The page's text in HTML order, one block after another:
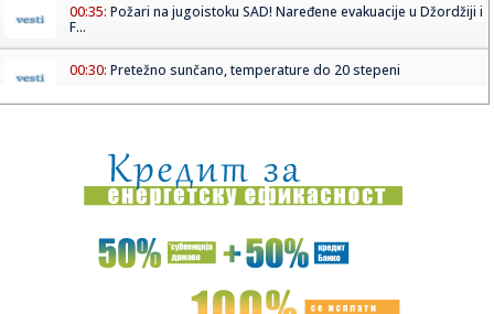
00:35: Požari na jugoistoku SAD! Naređene evakuacije u Džordžiji i
F...
00:30: Pretežno sunčano, temperature do 20 stepeni
00:23:U Evropi dramatično raste prodaja električnih automobila
00:16:Bioskopski repertoari, 23-29. april 2026.
Planeta na ivici: Hrana nestaje, milijardu ljudi ugroženo